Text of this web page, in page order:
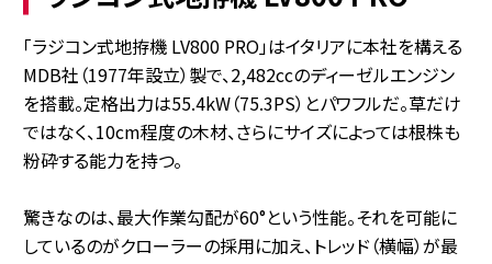
「ラジコン式地拵機 LV800 PRO」はイタリアに本社を構える
MDB社（1977年設立）製で、2,482ccのディーゼルエンジン
を搭載。定格出力は55.4kW（75.3PS）とパワフルだ。草だけ
ではなく、10cm程度の木材、さらにサイズによっては根株も
粉砕する能力を持つ。
驚きなのは、最大作業勾配が60°という性能。それを可能に
しているのがクローラーの採用に加え、トレッド（横幅）が最